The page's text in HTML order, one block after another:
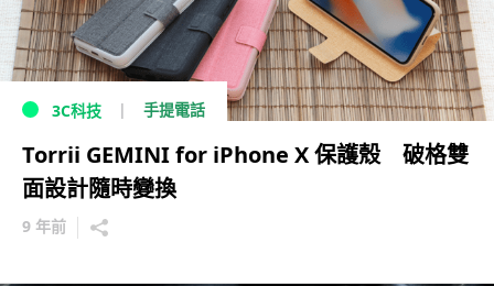
3C科技 手提電話
Torrii GEMINI for iPhone X 保護殼 破格雙
面設計隨時變換
9 年前